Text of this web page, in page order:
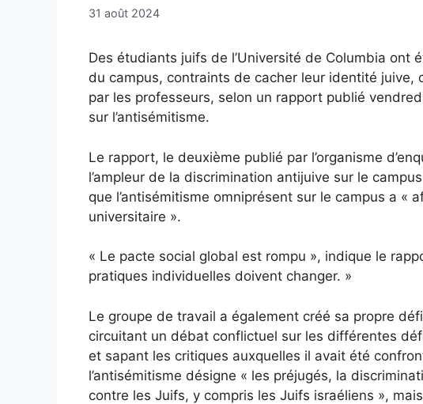
31 août 2024
Des étudiants juifs de l’Université de Columbia ont
du campus, contraints de cacher leur identité juive,
par les professeurs, selon un rapport publié
sur l’antisémitisme.
Le rapport, le deuxième publié par l’organisme
l’ampleur de la discrimination antijuive sur le
que l’antisémitisme omniprésent sur le campus a «
universitaire ».
« Le pacte social global est rompu », indique le
pratiques individuelles doivent changer. »
Le groupe de travail a également créé sa propre
circuitant un débat conflictuel sur les différentes
et sapant les critiques auxquelles il avait été
l’antisémitisme désigne « les préjugés, la
contre les Juifs, y compris les Juifs israéliens »,